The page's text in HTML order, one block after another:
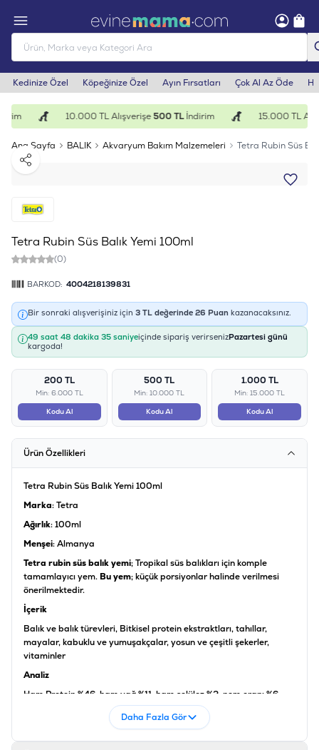
Kedinize Özel Köpeğinize Özel Ayın Fırsatları Çok Al Az Öde
10.000 TL Alışverişe500 TLİndirim 15.000 TL
Ana Sayfa BALIK Akvaryum Bakım Malzemeleri
Tetra Rubin Süs
Paylaş
Tetra Rubin Süs Balık Yemi 100ml
(0)
BARKOD: 4004218139831
Bir sonraki alışverişiniz için 3 TL değerinde 26 Puan kazanacaksınız.
49 saat 48 dakika 34 saniyeiçinde sipariş verirsenizPazartesi günü
kargoda!
200 TL
Min: 6.000 TL
Kodu Al
500 TL
Min: 10.000 TL
Kodu Al
1.000 TL
Min: 15.000 TL
Kodu Al
Ürün Özellikleri
Tetra Rubin Süs Balık Yemi 100ml
Marka: Tetra
Ağırlık: 100ml
Menşei: Almanya
Tetra rubin süs balık yemi; Tropikal süs balıkları için komple
tamamlayıcı yem. Bu yem; küçük porsiyonlar halinde verilmesi
önerilmektedir.
İçerik
Balık ve balık türevleri, Bitkisel protein ekstraktları, tahıllar,
mayalar, kabuklu ve yumuşakçalar, yosun ve çeşitli şekerler,
vitaminler
Analiz
Ham Protein %46, ham yağ %11, ham selüloz %2, nem oranı %6
Vitaminler, pro vitaminler ve benzer etkilere sahip kimyasal
Daha Fazla Gör